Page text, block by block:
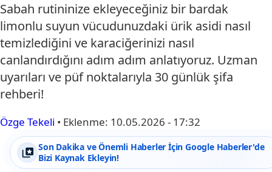
Sabah rutininize ekleyeceğiniz bir bardak
limonlu suyun vücudunuzdaki ürik asidi nasıl
temizlediğini ve karaciğerinizi nasıl
canlandırdığını adım adım anlatıyoruz. Uzman
uyarıları ve püf noktalarıyla 30 günlük şifa
rehberi!
Özge Tekeli • Eklenme: 10.05.2026 - 17:32
Son Dakika ve Önemli Haberler İçin Google Haberler'de
Bizi Kaynak Ekleyin!